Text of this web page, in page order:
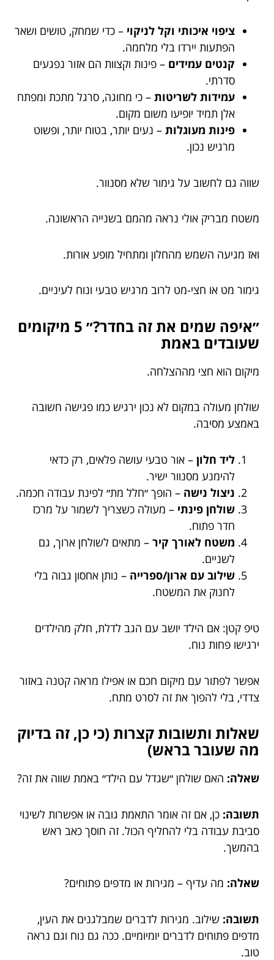
ציפוי איכותי וקל לניקוי – כדי שמחק, טושים ושאר
הפתעות יירדו בלי מלחמה.
קנטים עמידים – פינות וקצוות הם אזור נפגעים
סדרתי.
עמידות לשריטות – כי מחוגה, סרגל מתכת ומפתח
אלן תמיד יופיעו משום מקום.
פינות מעוגלות – נעים יותר, בטוח יותר, ופשוט
מרגיש נכון.
שווה גם לחשוב על גימור שלא מסנוור.
משטח מבריק אולי נראה מהמם בשנייה הראשונה.
ואז מגיעה השמש מהחלון ומתחיל מופע אורות.
גימור מט או חצי-מט לרוב מרגיש טבעי ונוח לעיניים.
״איפה שמים את זה בחדר?״ 5 מיקומים
שעובדים באמת
מיקום הוא חצי מההצלחה.
שולחן מעולה במקום לא נכון ירגיש כמו פגישה חשובה
באמצע מסיבה.
ליד חלון – אור טבעי עושה פלאים, רק כדאי
להימנע מסנוור ישיר.
ניצול נישה – הופך ״חלל מת״ לפינת עבודה חכמה.
שולחן פינתי – מעולה כשצריך לשמור על מרכז
חדר פתוח.
משטח לאורך קיר – מתאים לשולחן ארוך, גם
לשניים.
שילוב עם ארון/ספרייה – נותן אחסון גבוה בלי
לחנוק את המשטח.
טיפ קטן: אם הילד יושב עם הגב לדלת, חלק מהילדים
ירגישו פחות נוח.
אפשר לפתור עם מיקום חכם או אפילו מראה קטנה באזור
צדדי, בלי להפוך את זה לסרט מתח.
שאלות ותשובות קצרות (כי כן, זה בדיוק
מה שעובר בראש)
שאלה: האם שולחן ״שגדל עם הילד״ באמת שווה את זה?
תשובה: כן, אם זה אומר התאמת גובה או אפשרות לשינוי
סביבת עבודה בלי להחליף הכול. זה חוסך כאב ראש
בהמשך.
שאלה: מה עדיף – מגירות או מדפים פתוחים?
תשובה: שילוב. מגירות לדברים שמבלגנים את העין,
מדפים פתוחים לדברים יומיומיים. ככה גם נוח וגם נראה
טוב.